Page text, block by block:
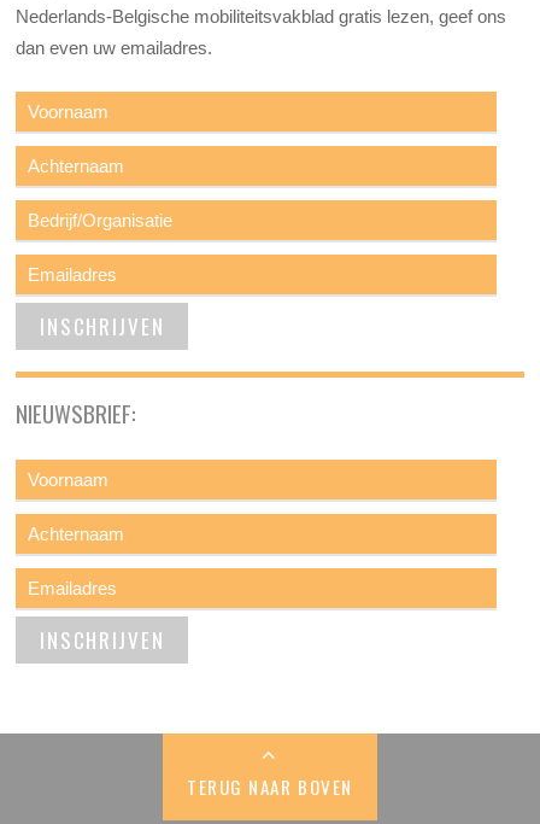
Nederlands-Belgische mobiliteitsvakblad gratis lezen, geef ons
dan even uw emailadres.
NIEUWSBRIEF:
TERUG NAAR BOVEN